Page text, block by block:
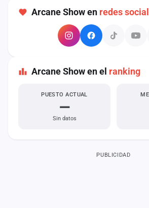
Arcane Show en redes
Arcane Show en el ranking
PUESTO ACTUAL
—
Sin datos
PUBLICIDAD
cuenta
Administración